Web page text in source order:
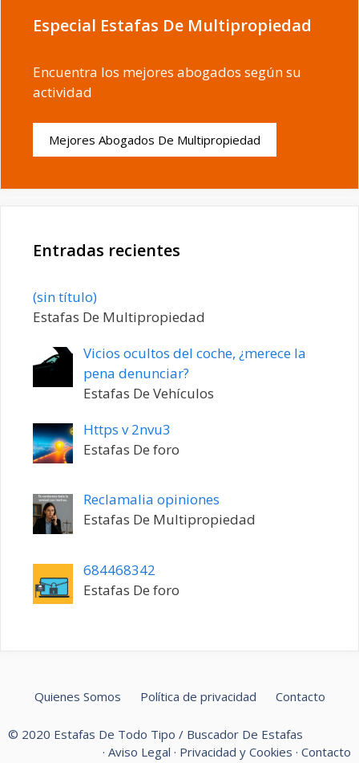
Especial Estafas De Multipropiedad
Encuentra los mejores abogados según su
actividad
Mejores Abogados De Multipropiedad
Entradas recientes
(sin título)Entrada
20198
Estafas De Multipropiedad
Vicios ocultos del coche, ¿merece la
pena denunciar?
Estafas De Vehículos
Https v 2nvu3
Estafas De foro
Reclamalia opiniones
Estafas De Multipropiedad
684468342
Estafas De foro
Quienes Somos Política de privacidad Contacto
© 2020 Estafas De Todo Tipo / Buscador De Estafas
· Aviso Legal · Privacidad y Cookies · Contacto